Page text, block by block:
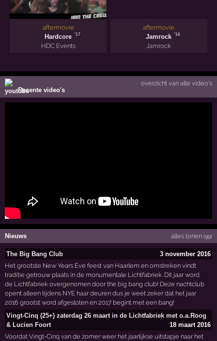
aftermovie
Hardcore
'17
HDC Events
aftermovie
Jamrock
'16
Jamrock
Recente video's
overzicht van alle video's
Nieuws alles tonen (99)
The Big Bang Club
3 november 2016
Het grootste New Years Eve feest van Haarlem en omstreken vindt
traditie getrouw plaats in de monumentale Lichtfabriek. Dit jaar word
de Lichtfabriek overgenomen door the big bang club! Deze nachtclub
opent alleen tijdens NYE haar deuren dus je weet zeker dat het jaar
2016 grootst word afgesloten en 2017 begint met een bang!
Vingt-Cinq (25+) zaterdag 26 maart in de Lichtfabriek met o.a.Roog
& Lucien Foort
18 maart 2016
Voordat Vingt-Cinq van de zomer weer het jaarlijkse uitstapje naar het